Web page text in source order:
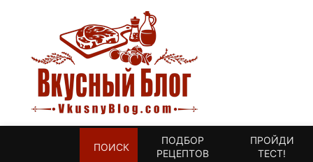
ПОИСК
ПОДБОР
РЕЦЕПТОВ
ПРОЙДИ
ТЕСТ!